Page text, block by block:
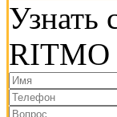
Узнать
RITMO